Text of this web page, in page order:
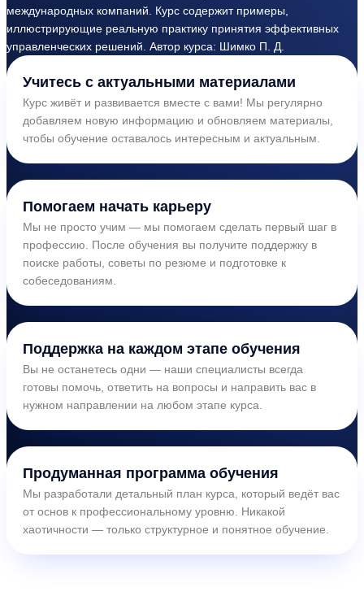
международных компаний. Курс содержит примеры,
иллюстрирующие реальную практику принятия эффективных
управленческих решений. Автор курса: Шимко П. Д.
Учитесь с актуальными материалами
Курс живёт и развивается вместе с вами! Мы регулярно
добавляем новую информацию и обновляем материалы,
чтобы обучение оставалось интересным и актуальным.
Помогаем начать карьеру
Мы не просто учим — мы помогаем сделать первый шаг в
профессию. После обучения вы получите поддержку в
поиске работы, советы по резюме и подготовке к
собеседованиям.
Поддержка на каждом этапе обучения
Вы не останетесь одни — наши специалисты всегда
готовы помочь, ответить на вопросы и направить вас в
нужном направлении на любом этапе курса.
Продуманная программа обучения
Мы разработали детальный план курса, который ведёт вас
от основ к профессиональному уровню. Никакой
хаотичности — только структурное и понятное обучение.